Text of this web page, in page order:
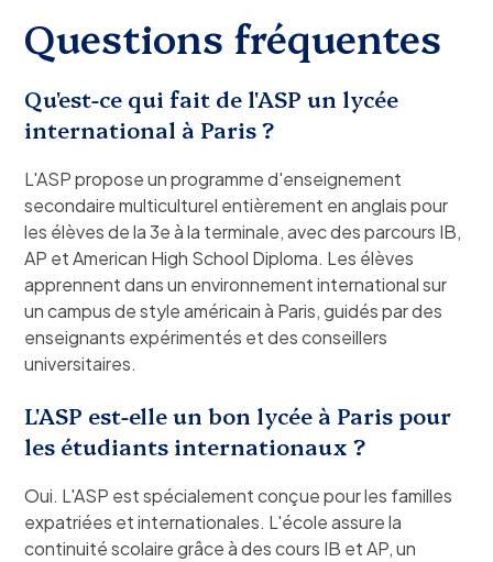
Questions fréquentes
Qu'est-ce qui fait de l'ASP un lycée
international à Paris ?
L'ASP propose un programme d'enseignement
secondaire multiculturel entièrement en anglais pour
les élèves de la 3e à la terminale, avec des parcours IB,
AP et American High School Diploma. Les élèves
apprennent dans un environnement international sur
un campus de style américain à Paris, guidés par des
enseignants expérimentés et des conseillers
universitaires.
L'ASP est-elle un bon lycée à Paris pour
les étudiants internationaux ?
Oui. L'ASP est spécialement conçue pour les familles
expatriées et internationales. L'école assure la
continuité scolaire grâce à des cours IB et AP, un